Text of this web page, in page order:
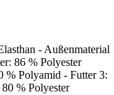
- Außenmaterial
86 % Polyester
% Polyamid - Futter 3:
% Polyester